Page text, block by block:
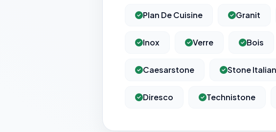
Plan De Cuisine Granit
Inox Verre Bois
Caesarstone Stone
Diresco Technistone
⚙️